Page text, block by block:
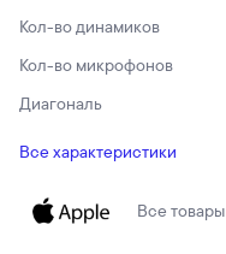
Кол-во динамиков
Кол-во микрофонов
Диагональ
Все характеристики
Все товары